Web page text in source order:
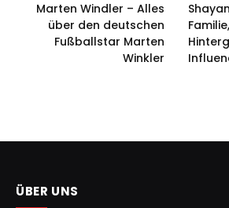
Marten Windler – Alles
über den deutschen
Fußballstar Marten
Winkler
ÜBER UNS